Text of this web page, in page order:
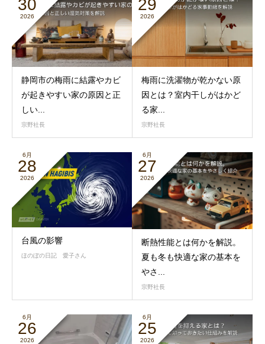
30
2026
静岡市の梅雨に結露やカビ
が起きやすい家の原因と正
しい...
宗野社長
29
2026
梅雨に洗濯物が乾かない原
因とは？室内干しがはかど
る家...
宗野社長
6月
28
2026
台風の影響
ほのぼの日記 愛子さん
6月
27
2026
断熱性能とは何かを解説。
夏も冬も快適な家の基本を
やさ...
宗野社長
6月
26
2026
6月
25
2026